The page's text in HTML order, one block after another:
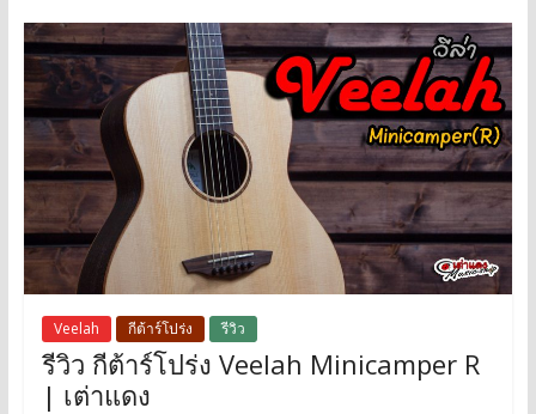
Veelah กีต้าร์โปร่ง รีวิว
รีวิว กีต้าร์โปร่ง Veelah Minicamper R
| เต่าแดง